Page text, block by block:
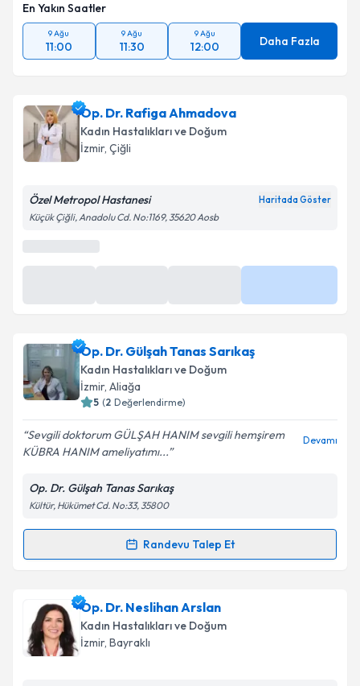
En Yakın Saatler
9 Ağu
11:00
9 Ağu
11:30
9 Ağu
12:00 Daha Fazla
Op. Dr. Rafiga Ahmadova
Kadın Hastalıkları ve Doğum
İzmir, Çiğli
Özel Metropol Hastanesi Haritada Göster
Küçük Çiğli, Anadolu Cd. No:1169, 35620 Aosb
Op. Dr. Gülşah Tanas Sarıkaş
Kadın Hastalıkları ve Doğum
İzmir, Aliağa
5 (2 Değerlendirme)
Sevgili doktorum GÜLŞAH HANIM sevgili hemşirem
KÜBRA HANIM ameliyatımı...
Devamı
Op. Dr. Gülşah Tanas Sarıkaş
Kültür, Hükümet Cd. No:33, 35800
Randevu Talep Et
Randevu Takvimi Talebi
Op. Dr. Gülşah Tanas Sarıkaşiçin randevu takvimi
talebi oluşturun. Size bu uzmandan randevu almanız
için bir takvim hazırlandığında e-posta ile
bilgilendireceğiz.
Op. Dr. Neslihan Arslan
Kadın Hastalıkları ve Doğum
İzmir, Bayraklı